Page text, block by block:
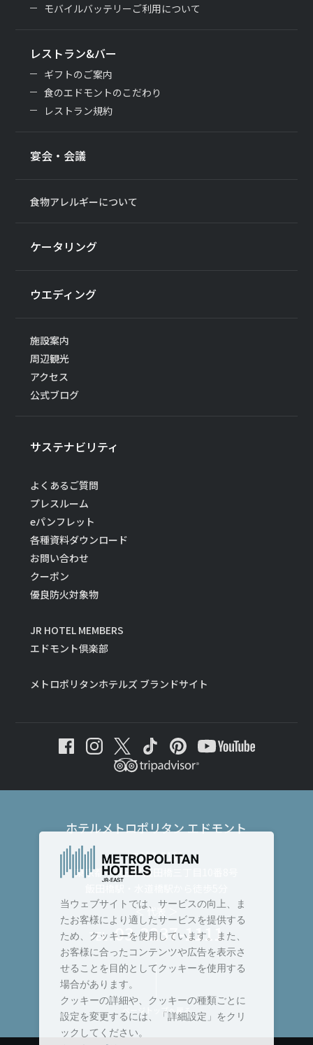
モバイルバッテリーご利用について
レストラン&バー
ギフトのご案内
食のエドモントのこだわり
レストラン規約
宴会・会議
食物アレルギーについて
ケータリング
ウエディング
施設案内
周辺観光
アクセス
公式ブログ
サステナビリティ
よくあるご質問
プレスルーム
eパンフレット
各種資料ダウンロード
お問い合わせ
クーポン
優良防火対象物
JR HOTEL MEMBERS
エドモント倶楽部
メトロポリタンホテルズ ブランドサイト
ホテルメトロポリタン エドモント
〒102-8130
東京都千代田区飯田橋三丁目10番8号
＜ 代表 ＞
TEL :03-3237-1111
ページトップへ戻る
当ウェブサイトでは、サービスの向上、ま
たお客様により適したサービスを提供する
ため、クッキーを使用しています。また、
お客様に合ったコンテンツや広告を表示さ
せることを目的としてクッキーを使用する
場合があります。
クッキーの詳細や、クッキーの種類ごとに
設定を変更するには、「詳細設定」をクリ
ックしてください。